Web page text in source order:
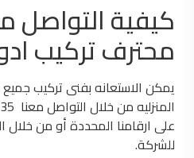
كيفية
محترف تركيب
يمكن الاستعانه بفنى تركيب جميع
على ارقامنا المحددة أو من خلال
للشركة.